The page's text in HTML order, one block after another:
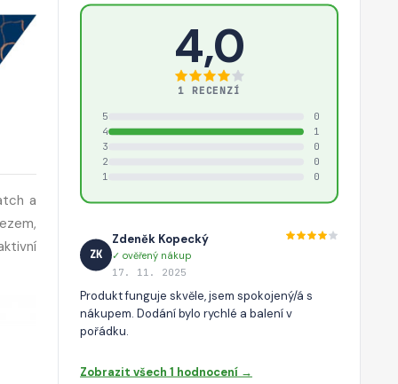
a
4,0
1 RECENZÍ
5
0
4
1
3
0
2
0
1
0
ZK
Zdeněk Kopecký
✓ ověřený nákup
17. 11. 2025
Produkt funguje skvěle, jsem spokojený/á s
nákupem. Dodání bylo rychlé a balení v
pořádku.
Zobrazit všech 1 hodnocení →